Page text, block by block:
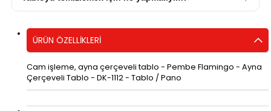
ÜRÜN ÖZELLIKLERI
Cam işleme, ayna çerçeveli tablo - Pembe Flamingo - Ayna
Çerçeveli Tablo - DK-1112 - Tablo / Pano